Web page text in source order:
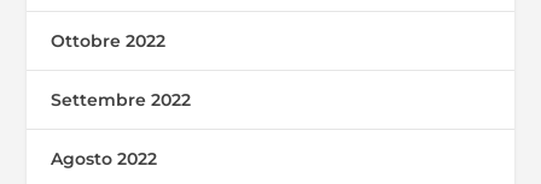
Ottobre 2022
Settembre 2022
Agosto 2022